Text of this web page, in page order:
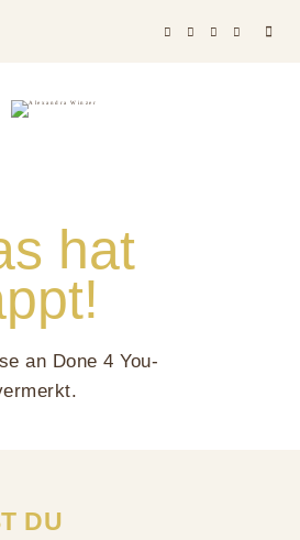
hat
an Done 4 You-
DU